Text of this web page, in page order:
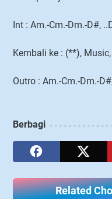
Int : Am.-Cm.-Dm.-D#,
Kembali ke : (**),
Outro : Am.-Cm.-Dm.-
Berbagi
Related